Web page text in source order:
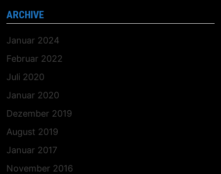
ARCHIVE
Januar 2024
Februar 2022
Juli 2020
Januar 2020
Dezember 2019
August 2019
Januar 2017
November 2016